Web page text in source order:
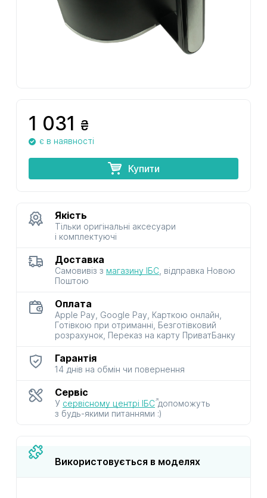
1 031 ₴
є в наявності
Купити
Якість
Тільки оригінальні аксесуари
і комплектуючі
Доставка
Самовивіз з магазину ІБС , відправка Новою
Поштою
Оплата
Apple Pay, Google Pay, Карткою онлайн,
Готівкою при отриманні, Безготівковий
розрахунок, Переказ на карту ПриватБанку
Гарантія
14 днів на обмін чи повернення
Сервіс
У сервісному центрі ІБСдопоможуть
з будь-якими питаннями :)
Використовується в моделях